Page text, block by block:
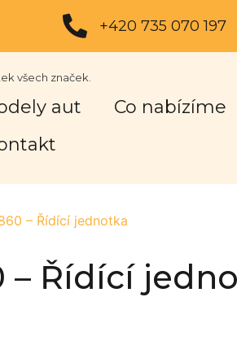
+420 735 070 197
všech značek.
aut
Co nabízíme
– Řídící jednotka
– Řídící